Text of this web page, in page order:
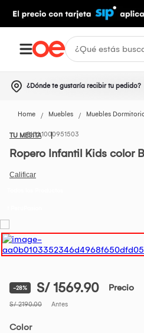
¿Dónde te gustaría recibir tu pedido?
Home Muebles Muebles
TU MESITA1000951503
Ropero Infantil Kids color
-28% S/ 1569.90 Precio
S/ 2190.00 Antes
Color